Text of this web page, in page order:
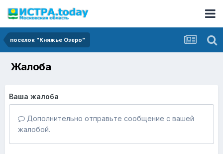
поселок "Княжье Озеро"
Жалоба
Ваша жалоба
Дополнительно отправьте сообщение с вашей
жалобой.